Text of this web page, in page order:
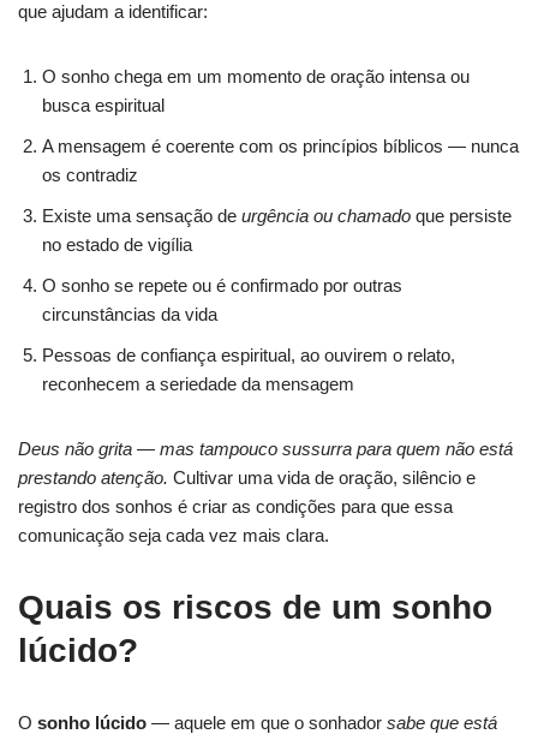
que ajudam a identificar:
O sonho chega em um momento de oração intensa ou
busca espiritual
A mensagem é coerente com os princípios bíblicos — nunca
os contradiz
Existe uma sensação de urgência ou chamado que persiste
no estado de vigília
O sonho se repete ou é confirmado por outras
circunstâncias da vida
Pessoas de confiança espiritual, ao ouvirem o relato,
reconhecem a seriedade da mensagem
Deus não grita — mas tampouco sussurra para quem não está
prestando atenção. Cultivar uma vida de oração, silêncio e
registro dos sonhos é criar as condições para que essa
comunicação seja cada vez mais clara.
Quais os riscos de um sonho
lúcido?
O sonho lúcido — aquele em que o sonhador sabe que está